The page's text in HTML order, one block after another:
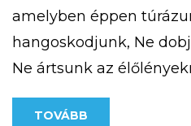
amelyben éppen
hangoskodjunk, Ne
Ne ártsunk az
meg a mások által
objektumokat.
TOVÁBB